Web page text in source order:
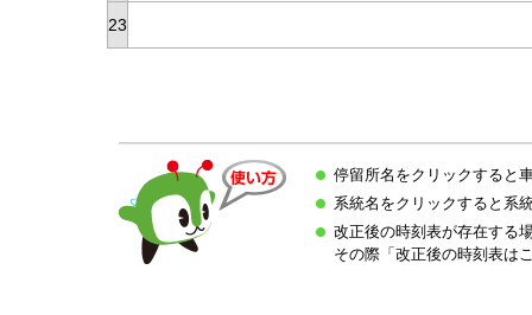
23
停留所名をクリックすると
系統名をクリックすると系
改正後の時刻表が存在する
その際「改正後の時刻表は